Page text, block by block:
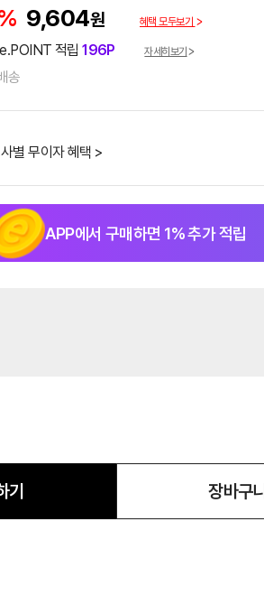
9,604원 혜택 모두보기
적립196P 자세히보기
송
별 무이자 혜택 >
APP에서 구매하면 1% 추가 적립
기 장바구니